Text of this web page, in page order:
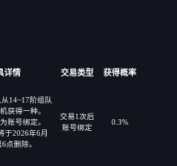
详情 交易类型 获得概率
14~17阶组队
获得一种。
账号绑定。
于2026年6月
点删除。
交易1次后
账号绑定
0.3%